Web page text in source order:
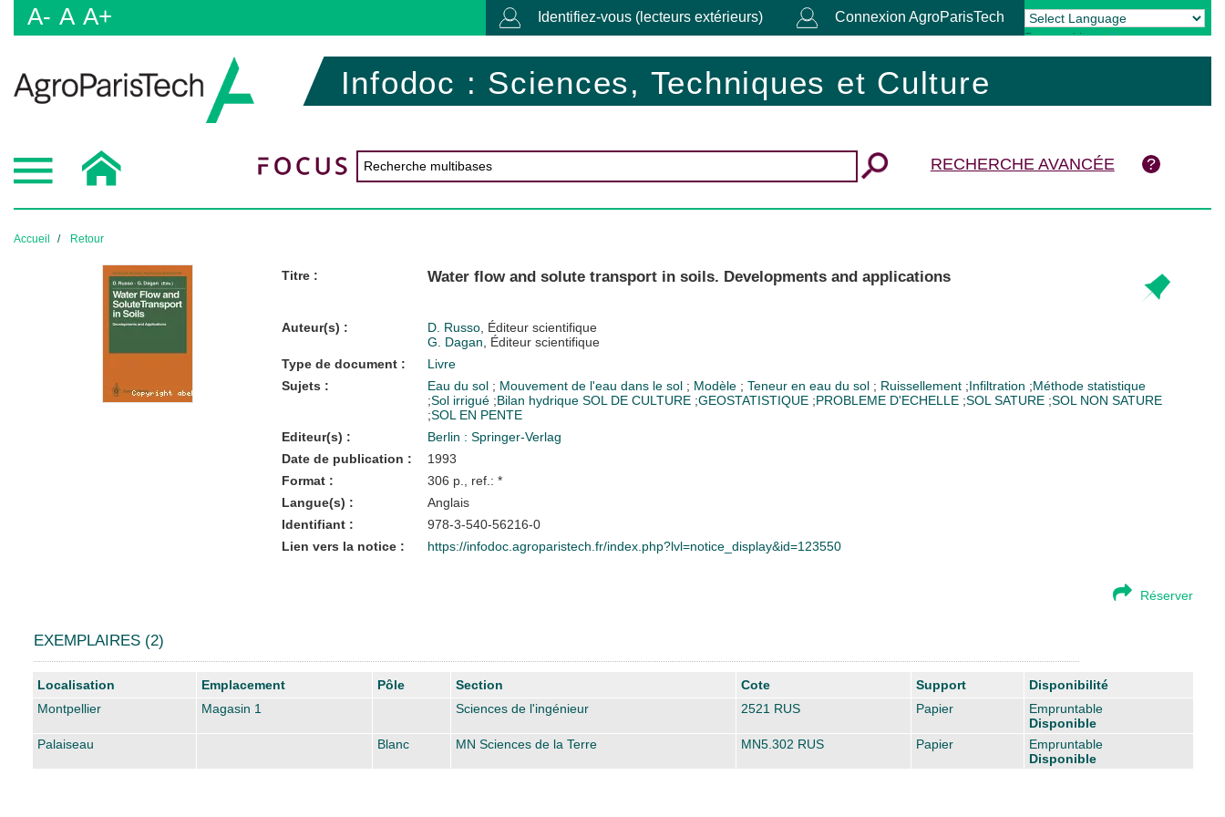
A- A A+ Identifiez-vous (lecteurs extérieurs) Connexion AgroParisTech
Powered by Translate
Infodoc : Sciences, Techniques et Culture
RECHERCHE AVANCÉE
Accueil Retour
Titre : Water flow and solute transport in soils. Developments and applications
Auteur(s) : D. Russo, Éditeur scientifique
G. Dagan , Éditeur scientifique
Type de document :
Livre
Sujets :
Eau du sol ; Mouvement de l'eau dans le sol ; Modèle ; Teneur en eau du sol ; Ruissellement ;Infiltration ;Méthode statistique
;Sol irrigué ;Bilan hydrique SOL DE CULTURE ;GEOSTATISTIQUE ;PROBLEME D'ECHELLE ;SOL SATURE ;SOL NON SATURE
;SOL EN PENTE
Editeur(s) :
Berlin : Springer-Verlag
Date de publication :
1993
Format :
306 p., ref.: *
Langue(s) :
Anglais
Identifiant :
978-3-540-56216-0
Lien vers la notice :
https://infodoc.agroparistech.fr/index.php?lvl=notice_display&id=123550
Réserver
EXEMPLAIRES (2)
Liste des exemplaires
Localisation Emplacement Pôle Section Cote Support
Disponibilité
Montpellier
Magasin 1 Sciences de l'ingénieur 2521 RUS Papier
Empruntable
Disponible
Palaiseau
Blanc MN Sciences de la Terre MN5.302 RUS Papier
Empruntable
Disponible